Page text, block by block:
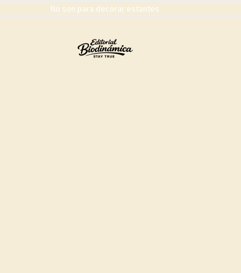
No son para decorar estantes